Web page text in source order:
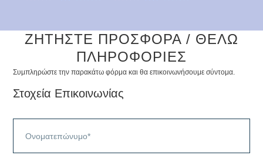
ΖΗΤΗΣΤΕ ΠΡΟΣΦΟΡΑ / ΘΕΛΩ
ΠΛΗΡΟΦΟΡΙΕΣ
Συμπληρώστε την παρακάτω φόρμα και θα επικοινωνήσουμε σύντομα.
Στοχεία Επικοινωνίας